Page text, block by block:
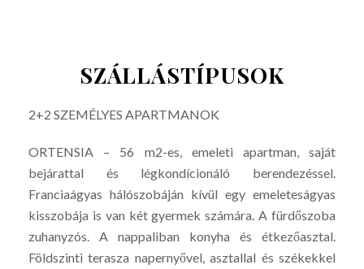
SZÁLLÁSTÍPUSOK
2+2 SZEMÉLYES APARTMANOK
ORTENSIA – 56 m2-es, emeleti apartman, saját
bejárattal és légkondícionáló berendezéssel.
Franciaágyas hálószobáján kívül egy emeleteságyas
kisszobája is van két gyermek számára. A fürdőszoba
zuhanyzós. A nappaliban konyha és étkezőasztal.
Földszinti terasza napernyővel, asztallal és székekkel